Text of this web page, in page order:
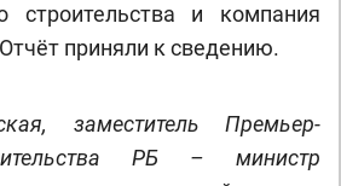
строительства и компания
приняли к сведению.
заместитель Премьер-
РБ – министр